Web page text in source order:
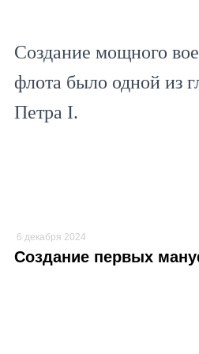
Создание мощного
флота было одной из
Петра I.
6 декабря 2024
Создание первых